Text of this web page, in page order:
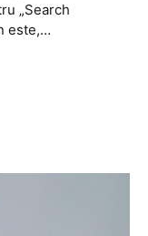
„Search
este,…